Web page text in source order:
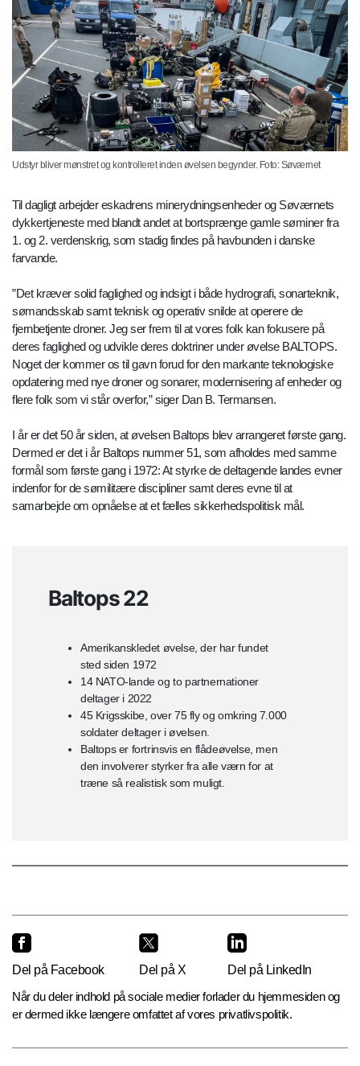
Udstyr bliver mønstret og kontrolleret inden øvelsen begynder. Foto: Søværnet
Til dagligt arbejder eskadrens minerydningsenheder og Søværnets
dykkertjeneste med blandt andet at bortsprænge gamle søminer fra
1. og 2. verdenskrig, som stadig findes på havbunden i danske
farvande.
”Det kræver solid faglighed og indsigt i både hydrografi, sonarteknik,
sømandsskab samt teknisk og operativ snilde at operere de
fjernbetjente droner. Jeg ser frem til at vores folk kan fokusere på
deres faglighed og udvikle deres doktriner under øvelse BALTOPS.
Noget der kommer os til gavn forud for den markante teknologiske
opdatering med nye droner og sonarer, modernisering af enheder og
flere folk som vi står overfor,” siger Dan B. Termansen.
I år er det 50 år siden, at øvelsen Baltops blev arrangeret første gang.
Dermed er det i år Baltops nummer 51, som afholdes med samme
formål som første gang i 1972: At styrke de deltagende landes evner
indenfor for de sømilitære discipliner samt deres evne til at
samarbejde om opnåelse at et fælles sikkerhedspolitisk mål.
Baltops 22
Amerikanskledet øvelse, der har fundet
sted siden 1972
14 NATO-lande og to partnernationer
deltager i 2022
45 Krigsskibe, over 75 fly og omkring 7.000
soldater deltager i øvelsen.
Baltops er fortrinsvis en flådeøvelse, men
den involverer styrker fra alle værn for at
træne så realistisk som muligt.
Del på Facebook Del på X
Del på LinkedIn
Når du deler indhold på sociale medier forlader du hjemmesiden og
er dermed ikke længere omfattet af vores privatlivspolitik.